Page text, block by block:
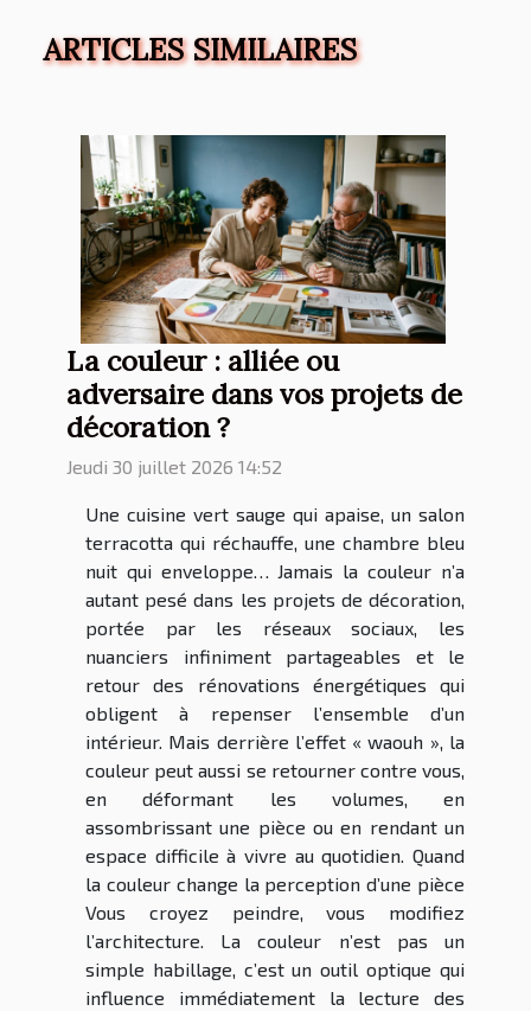
ARTICLES SIMILAIRES
La couleur : alliée ou
adversaire dans vos projets de
décoration ?
Jeudi 30 juillet 2026 14:52
Une cuisine vert sauge qui apaise, un salon
terracotta qui réchauffe, une chambre bleu
nuit qui enveloppe… Jamais la couleur n’a
autant pesé dans les projets de décoration,
portée par les réseaux sociaux, les
nuanciers infiniment partageables et le
retour des rénovations énergétiques qui
obligent à repenser l’ensemble d’un
intérieur. Mais derrière l’effet « waouh », la
couleur peut aussi se retourner contre vous,
en déformant les volumes, en
assombrissant une pièce ou en rendant un
espace difficile à vivre au quotidien. Quand
la couleur change la perception d’une pièce
Vous croyez peindre, vous modifiez
l’architecture. La couleur n’est pas un
simple habillage, c’est un outil optique qui
influence immédiatement la lecture des